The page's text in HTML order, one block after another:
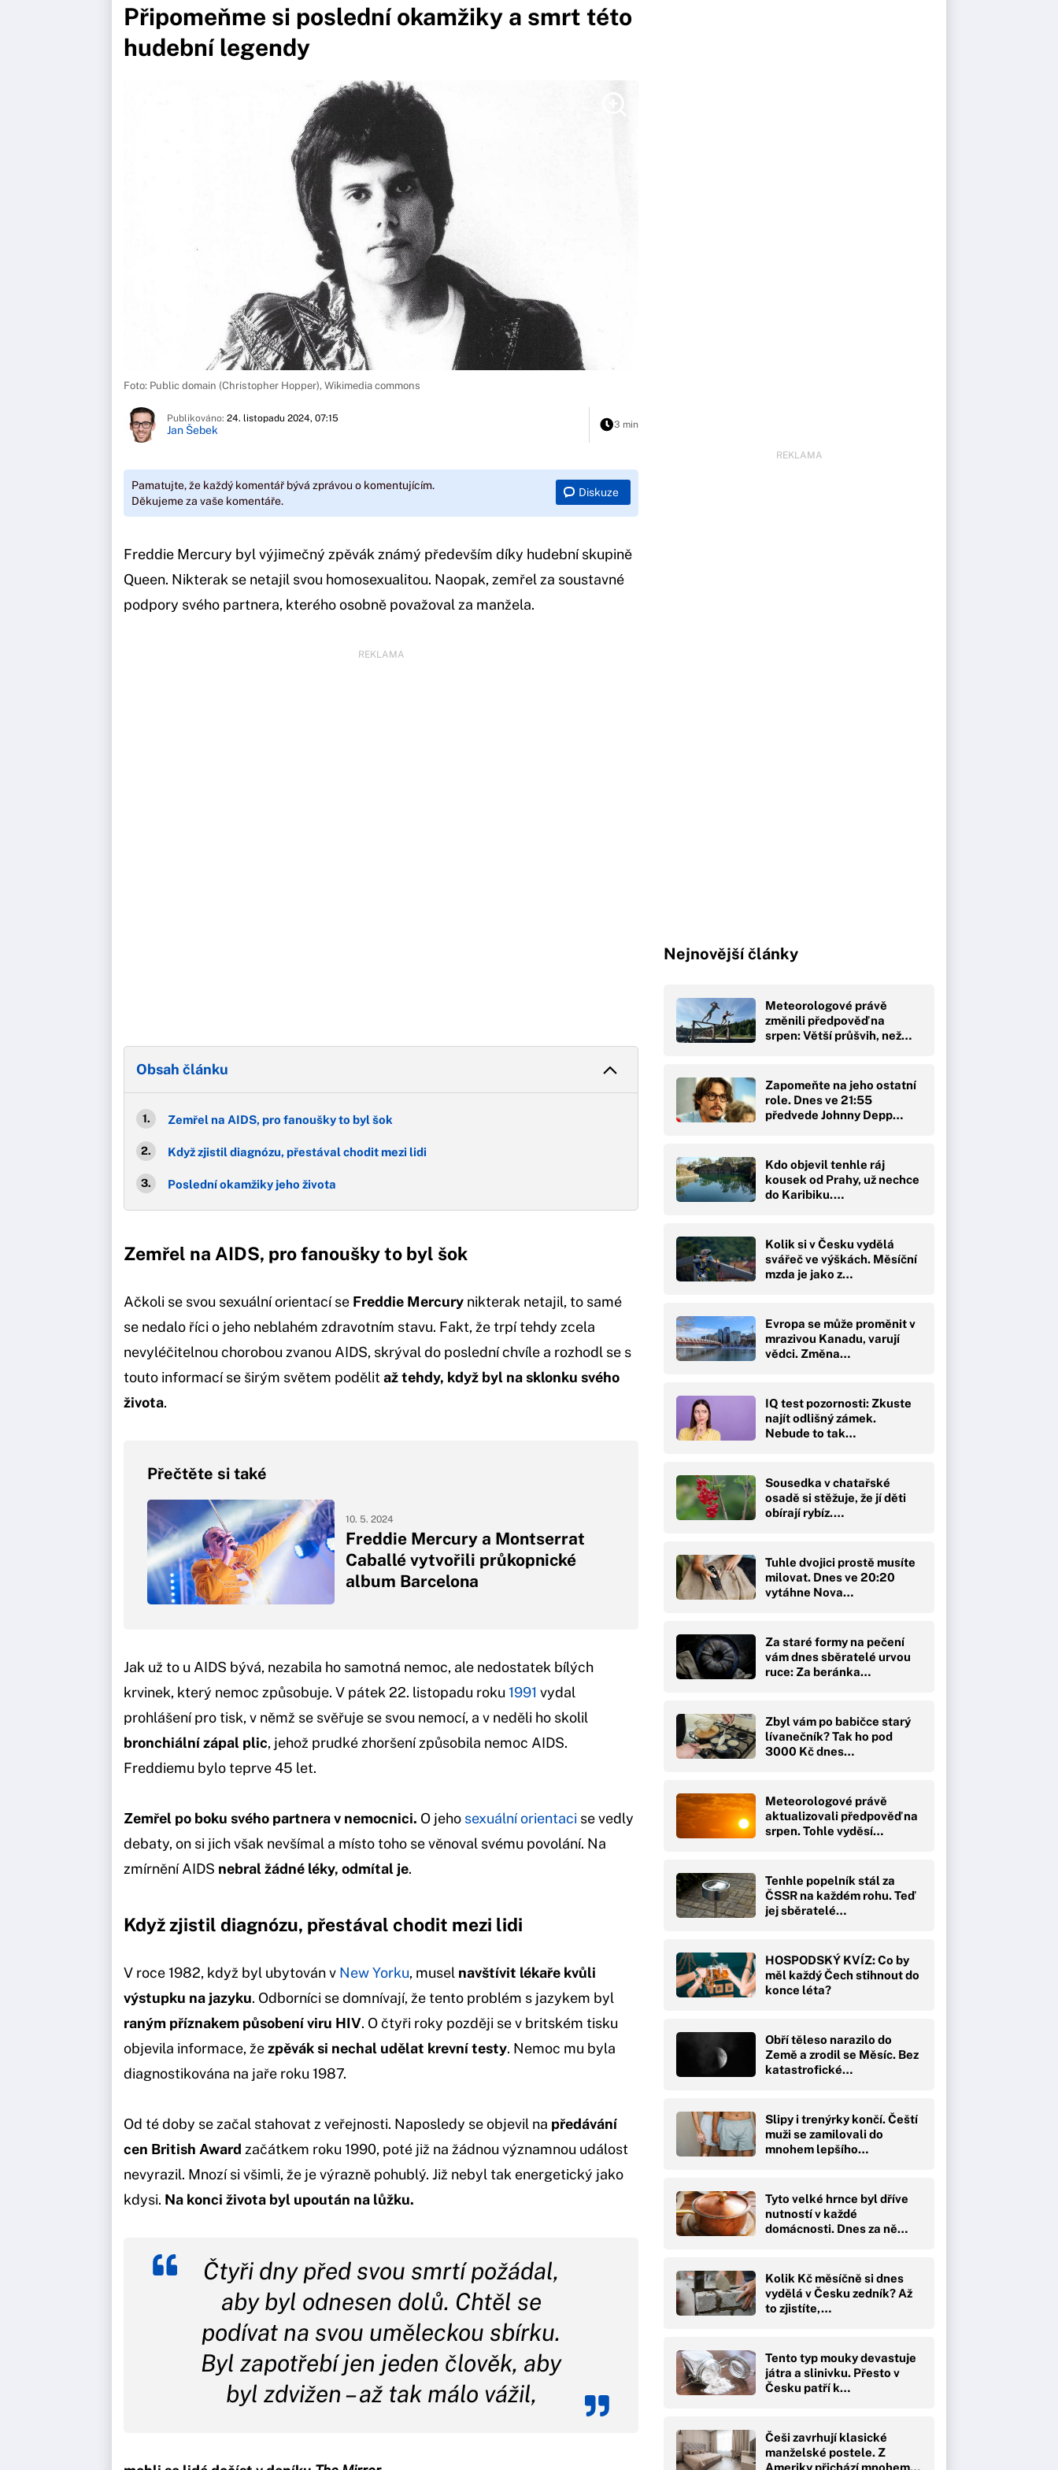
Připomeňme si poslední okamžiky a smrt této
hudební legendy
Foto: Public domain (Christopher Hopper), Wikimedia commons
Publikováno: 24. listopadu 2024, 07:15
Jan Šebek 3 min
Pamatujte, že každý komentář bývá zprávou o komentujícím.
Děkujeme za vaše komentáře.
Diskuze
Freddie Mercury byl výjimečný zpěvák známý především díky hudební skupině
Queen. Nikterak se netajil svou homosexualitou. Naopak, zemřel za soustavné
podpory svého partnera, kterého osobně považoval za manžela.
REKLAMA
Obsah článku
Zemřel na AIDS, pro fanoušky to byl šok
Když zjistil diagnózu, přestával chodit mezi lidi
Poslední okamžiky jeho života
Zemřel na AIDS, pro fanoušky to byl šok
Ačkoli se svou sexuální orientací se Freddie Mercury nikterak netajil, to samé
se nedalo říci o jeho neblahém zdravotním stavu. Fakt, že trpí tehdy zcela
nevyléčitelnou chorobou zvanou AIDS, skrýval do poslední chvíle a rozhodl se s
touto informací se širým světem podělitaž tehdy, když byl na sklonku svého
života.
Přečtěte si také
Freddie Mercury a Montserrat
Caballé vytvořili průkopnické
album Barcelona
10. 5. 2024
Jak už to u AIDS bývá, nezabila ho samotná nemoc, ale nedostatek bílých
krvinek, který nemoc způsobuje. V pátek 22. listopadu roku 1991 vydal
prohlášení pro tisk, v němž se svěřuje se svou nemocí, a v neděli ho skolil
bronchiální zápal plic, jehož prudké zhoršení způsobila nemoc AIDS.
Freddiemu bylo teprve 45 let.
Zemřel po boku svého partnerav nemocnici. O jeho sexuální orientaci se vedly
debaty, on si jich však nevšímal a místo toho se věnoval svému povolání. Na
zmírnění AIDS nebral žádné léky, odmítal je.
Když zjistil diagnózu, přestával chodit mezi lidi
V roce 1982, když byl ubytován v New Yorku, musel navštívit lékaře kvůli
výstupku na jazyku. Odborníci se domnívají, že tento problém s jazykem byl
raným příznakem působení viru HIV. O čtyři roky později se v britském tisku
objevila informace, žezpěvák si nechal udělat krevní testy. Nemoc mu byla
diagnostikována na jaře roku 1987.
Od té doby se začal stahovat z veřejnosti. Naposledy se objevil na předávání
cen British Award začátkem roku 1990, poté již na žádnou významnou událost
nevyrazil. Mnozí si všimli, že je výrazně pohublý. Již nebyl tak energetický jako
kdysi. Na konci života byl upoután na lůžku.
Čtyři dny před svou smrtí požádal,
aby byl odnesen dolů. Chtěl se
podívat na svou uměleckou sbírku.
Byl zapotřebí jen jeden člověk, aby
byl zdvižen – až tak málo vážil,
REKLAMA
Nejnovější články
Meteorologové právě
změnili předpověď na
srpen: Větší průšvih, než…
Zapomeňte na jeho ostatní
role. Dnes ve 21:55
předvede Johnny Depp…
Kdo objevil tenhle ráj
kousek od Prahy, už nechce
do Karibiku.…
Kolik si v Česku vydělá
svářeč ve výškách. Měsíční
mzda je jako z…
Evropa se může proměnit v
mrazivou Kanadu, varují
vědci. Změna…
IQ test pozornosti: Zkuste
najít odlišný zámek.
Nebude to tak…
Sousedka v chatařské
osadě si stěžuje, že jí děti
obírají rybíz.…
Tuhle dvojici prostě musíte
milovat. Dnes ve 20:20
vytáhne Nova…
Za staré formy na pečení
vám dnes sběratelé urvou
ruce: Za beránka…
Zbyl vám po babičce starý
lívanečník? Tak ho pod
3000 Kč dnes…
Meteorologové právě
aktualizovali předpověď na
srpen. Tohle vyděsí…
Tenhle popelník stál za
ČSSR na každém rohu. Teď
jej sběratelé…
HOSPODSKÝ KVÍZ: Co by
měl každý Čech stihnout do
konce léta?
Obří těleso narazilo do
Země a zrodil se Měsíc. Bez
katastrofické…
Slipy i trenýrky končí. Čeští
muži se zamilovali do
mnohem lepšího…
Tyto velké hrnce byl dříve
nutností v každé
domácnosti. Dnes za ně…
Kolik Kč měsíčně si dnes
vydělá v Česku zedník? Až
to zjistíte,…
Tento typ mouky devastuje
játra a slinivku. Přesto v
Česku patří k…
Češi zavrhují klasické
manželské postele. Z
Ameriky přichází mnohem…